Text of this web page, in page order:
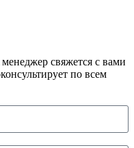
свяжется с вами
по всем